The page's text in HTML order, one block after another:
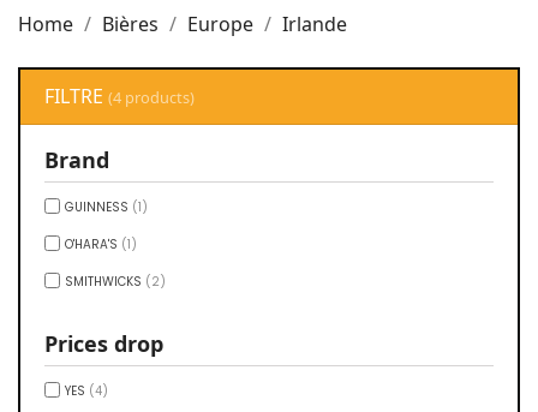
Home Bières Europe Irlande
FILTRE (4 products)
Brand
GUINNESS (1)
O'HARA'S (1)
SMITHWICKS (2)
Prices drop
YES (4)